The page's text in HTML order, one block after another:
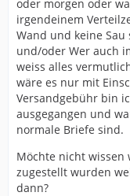
oder morgen oder
irgendeinem
Wand und keine
und/oder Wer auch
weiss alles
wäre es nur mit
Versandgebühr bin
ausgegangen und
normale Briefe sind.
Möchte nicht wissen
zugestellt wurden
dann?